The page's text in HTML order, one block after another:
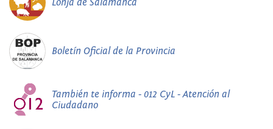
Boletín Oficial de la Provincia
También te informa - 012 CyL - Atención al
Ciudadano